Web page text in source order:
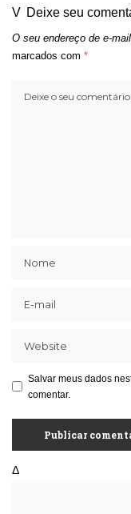
Deixe seu
O seu endereço de e-
marcados com *
Salvar meus dados
comentar.
Δ